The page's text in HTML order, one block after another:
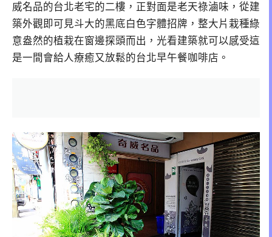
威名品的台北老宅的二樓，正對面是老天祿滷味，從建
築外觀即可見斗大的黑底白色字體招牌，整大片栽種綠
意盎然的植栽在窗邊探頭而出，光看建築就可以感受這
是一間會給人療癒又放鬆的台北早午餐咖啡店。